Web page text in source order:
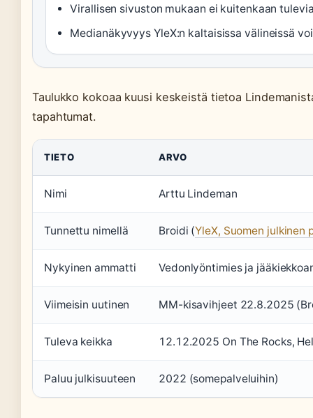
Virallisen sivuston mukaan ei kuitenkaan
Medianäkyvyys YleX:n kaltaisissa välineissä
Taulukko kokoaa kuusi keskeistä tietoa
tapahtumat.
TIETO ARVO
Nimi Arttu Lindeman
Tunnettu nimellä Broidi (YleX, Suomen julkinen
Nykyinen ammatti Vedonlyöntimies ja
Viimeisin uutinen MM-kisavihjeet 22.8.2025
Tuleva keikka 12.12.2025 On The Rocks,
Paluu julkisuuteen 2022 (somepalveluihin)